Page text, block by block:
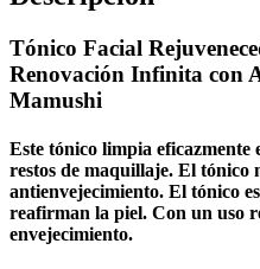
Tónico Facial
Renovación Infinita con
Mamushi
Este tónico limpia eficazmente
restos de maquillaje. El tónico
antienvejecimiento. El tónico
reafirman la piel. Con un uso
envejecimiento.